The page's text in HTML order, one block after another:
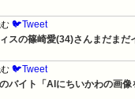
🐦Tweet
スの篠崎愛(34)さんまだまだ
🐦Tweet
のバイト「AIにちいかわの